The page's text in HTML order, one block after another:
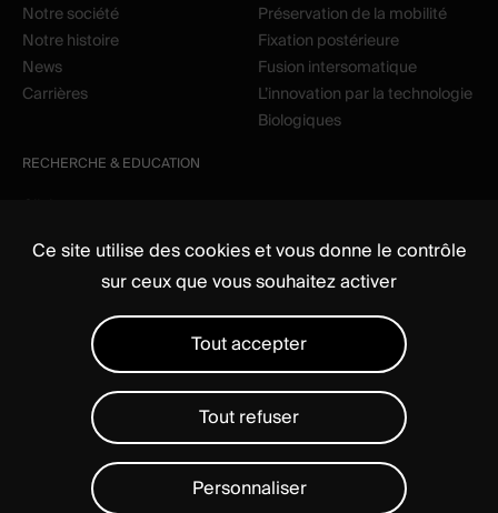
Notre société
Notre histoire
News
Carrières
Préservation de la mobilité
Fixation postérieure
Fusion intersomatique
L’innovation par la technologie
Biologiques
RECHERCHE & EDUCATION
MédiaRèglementaireMentions légales
Politique de confidentialitéGérer les cookies
Ce site utilise des cookies et vous donne le contrôle
sur ceux que vous souhaitez activer
Tout accepter
Tout refuser
Personnaliser